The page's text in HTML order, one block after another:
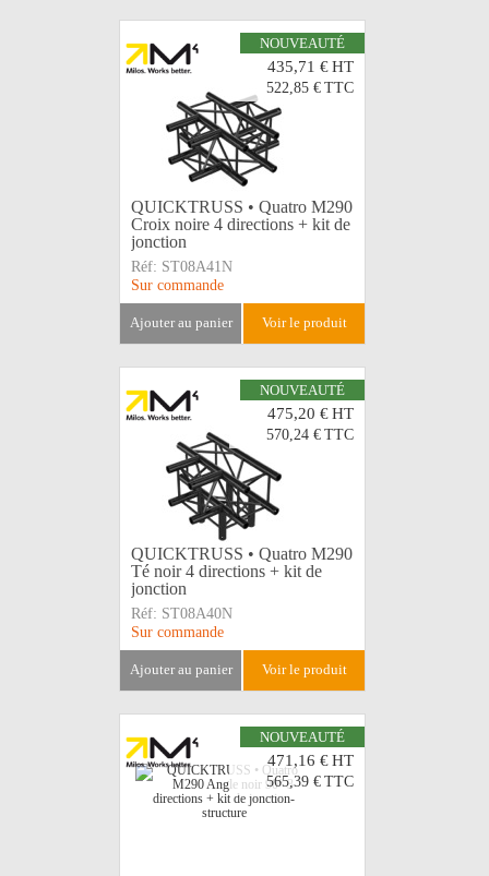
NOUVEAUTÉ
435,71 €HT
522,85 € TTC
QUICKTRUSS • Quatro M290
Croix noire 4 directions + kit de
jonction
Réf: ST08A41N
Sur commande
ajouter au panier voir le produit
NOUVEAUTÉ
475,20 €HT
570,24 € TTC
QUICKTRUSS • Quatro M290
Té noir 4 directions + kit de
jonction
Réf: ST08A40N
Sur commande
ajouter au panier voir le produit
NOUVEAUTÉ
471,16 €HT
565,39 € TTC